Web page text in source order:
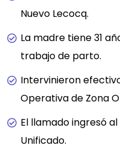
Nuevo Lecocq.
La madre tiene 31
trabajo de parto.
Intervinieron
Operativa de Zona
El llamado ingresó
Unificado.